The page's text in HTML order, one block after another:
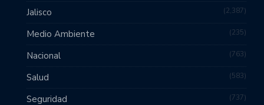
Jalisco 2,387
Medio Ambiente 235
Nacional 763
Salud 583
Seguridad 737